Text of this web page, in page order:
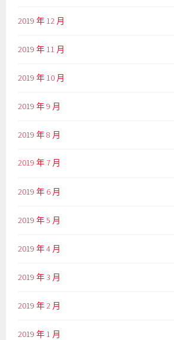
2019 年 12 月
2019 年 11 月
2019 年 10 月
2019 年 9 月
2019 年 8 月
2019 年 7 月
2019 年 6 月
2019 年 5 月
2019 年 4 月
2019 年 3 月
2019 年 2 月
2019 年 1 月